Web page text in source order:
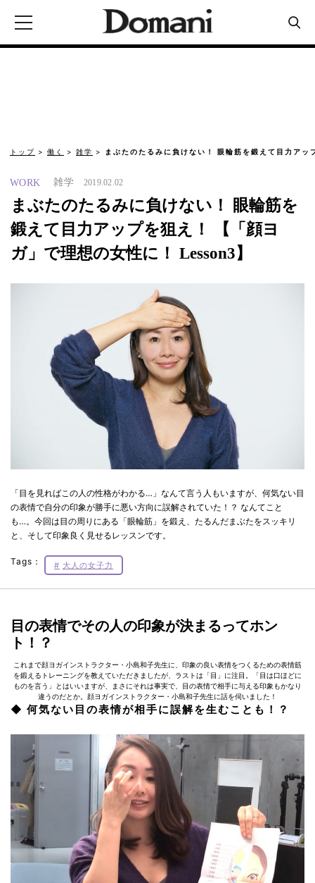
トップ 働く 雑学 まぶたのたるみに負けない！ 眼輪筋を鍛えて目力アッ
WORK 雑学 2019.02.02
まぶたのたるみに負けない！ 眼輪筋を
鍛えて目力アップを狙え！ 【「顔ヨ
ガ」で理想の女性に！ Lesson3】
「目を見ればこの人の性格がわかる…」なんて言う人もいますが、何気ない目
の表情で自分の印象が勝手に悪い方向に誤解されていた！？ なんてこと
も…。今回は目の周りにある「眼輪筋」を鍛え、たるんだまぶたをスッキリ
と、そして印象良く見せるレッスンです。
Tags： 大人の女子力
目の表情でその人の印象が決まるってホン
ト！？
これまで顔ヨガインストラクター・小島和子先生に、印象の良い表情をつくるための表情筋
を鍛えるトレーニングを教えていただきましたが、ラストは「目」に注目。「目は口ほどに
ものを言う」とはいいますが、まさにそれは事実で、目の表情で相手に与える印象もかなり
違うのだとか。顔ヨガインストラクター・小島和子先生に話を伺いました！
◆ 何気ない目の表情が相手に誤解を生むことも！？